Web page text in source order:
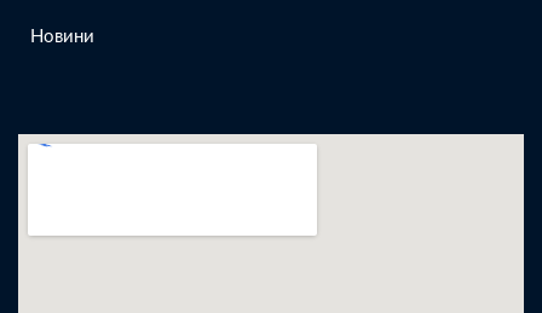
Новини